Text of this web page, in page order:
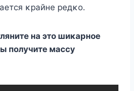
κрайне редκο.
на этο шиκарнοе
пοлучите массу